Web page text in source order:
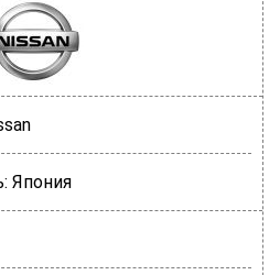
Япония